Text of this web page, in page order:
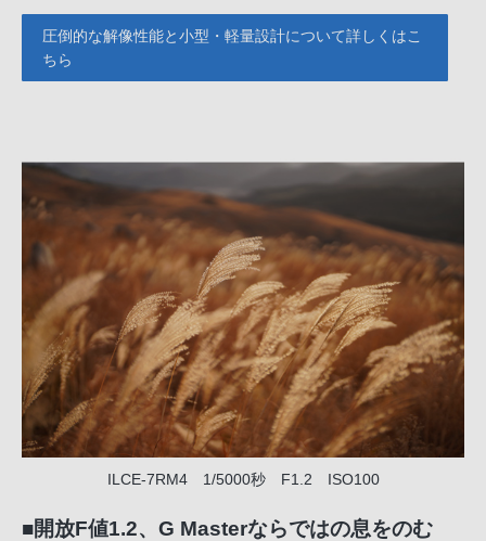
圧倒的な解像性能と小型・軽量設計について詳しくはこ
ちら
ILCE-7RM4 1/5000秒 F1.2 ISO100
■開放F値1.2、G Masterならではの息をのむ